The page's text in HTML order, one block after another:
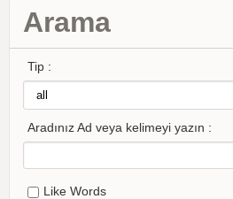
Arama
Tip :
Aradınız Ad veya kelimeyi yazın :
Like Words